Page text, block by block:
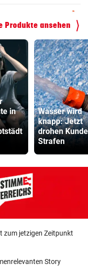
Produkte ansehen
in
Wasser wird
knapp: Jetzt
drohen
Strafen
zum jetzigen Zeitpunkt
Story